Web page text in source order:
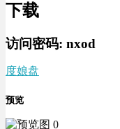
下载
访问密码: nxod
度娘盘
预览